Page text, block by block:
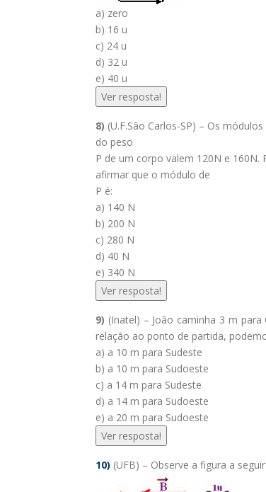
a) zero
b) 16 u
c) 24 u
d) 32 u
e) 40 u
Ver resposta!
8) (U.F.São Carlos-SP) – Os
do peso
P de um corpo valem 120N e 160N.
afirmar que o módulo de
P é:
a) 140 N
b) 200 N
c) 280 N
d) 40 N
e) 340 N
Ver resposta!
9) (Inatel) – João caminha 3 m
relação ao ponto de partida,
a) a 10 m para Sudeste
b) a 10 m para Sudoeste
c) a 14 m para Sudeste
d) a 14 m para Sudoeste
e) a 20 m para Sudoeste
Ver resposta!
10) (UFB) – Observe a figura a